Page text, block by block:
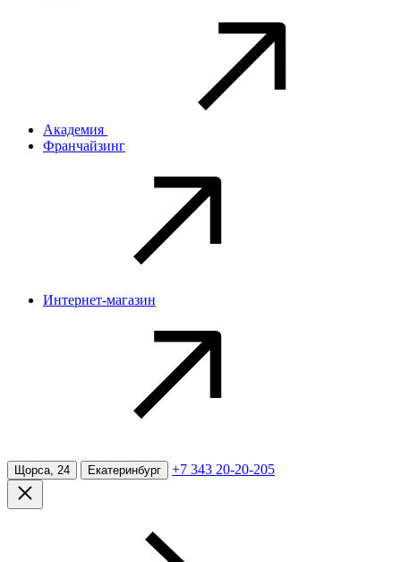
Академия
Франчайзинг
Интернет-магазин
Щорса, 24 Екатеринбург +7 343 20-20-205